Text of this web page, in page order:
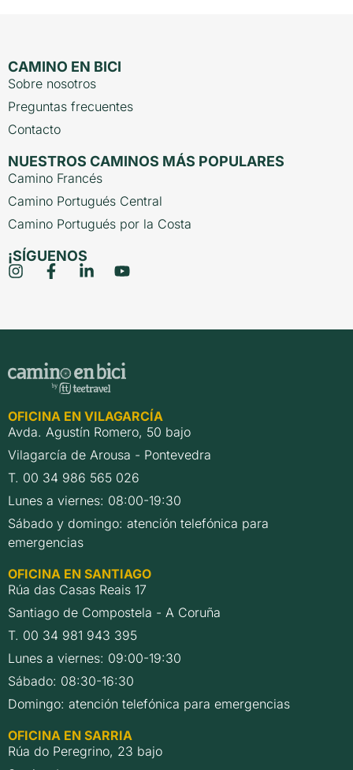
CAMINO EN BICI
Sobre nosotros
Preguntas frecuentes
Contacto
NUESTROS CAMINOS MÁS POPULARES
Camino Francés
Camino Portugués Central
Camino Portugués por la Costa
¡SÍGUENOS
OFICINA EN VILAGARCÍA
Avda. Agustín Romero, 50 bajo
Vilagarcía de Arousa - Pontevedra
T. 00 34 986 565 026
Lunes a viernes: 08:00-19:30
Sábado y domingo: atención telefónica para
emergencias
OFICINA EN SANTIAGO
Rúa das Casas Reais 17
Santiago de Compostela - A Coruña
T. 00 34 981 943 395
Lunes a viernes: 09:00-19:30
Sábado: 08:30-16:30
Domingo: atención telefónica para emergencias
OFICINA EN SARRIA
Rúa do Peregrino, 23 bajo